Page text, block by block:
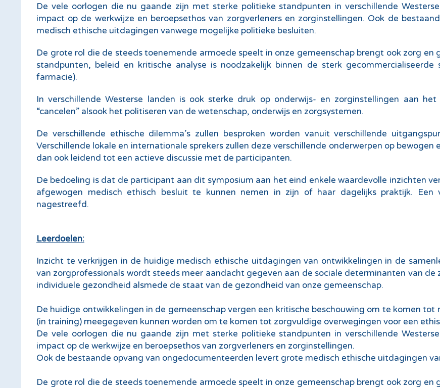
De vele oorlogen die nu gaande zijn met sterke politieke standpunten in verschillende
impact op de werkwijze en beroepsethos van zorgverleners en zorginstellingen. Ook de
medisch ethische uitdagingen vanwege mogelijke politieke besluiten.
De grote rol die de steeds toenemende armoede speelt in onze gemeenschap brengt ook zorg
standpunten, beleid en kritische analyse is noodzakelijk binnen de sterk
farmacie).
In verschillende Westerse landen is ook sterke druk op onderwijs- en zorginstellingen aan
“cancelen” alsook het politiseren van de wetenschap, onderwijs en zorgsystemen.
De verschillende ethische dilemma’s zullen besproken worden vanuit verschillende
Verschillende lokale en internationale sprekers zullen deze verschillende onderwerpen op
dan ook leidend tot een actieve discussie met de participanten.
De bedoeling is dat de participant aan dit symposium aan het eind enkele waardevolle inzichten
afgewogen medisch ethisch besluit te kunnen nemen in zijn of haar dagelijks praktijk. Een
nagestreefd.
Leerdoelen:
Inzicht te verkrijgen in de huidige medisch ethische uitdagingen van ontwikkelingen in de
van zorgprofessionals wordt steeds meer aandacht gegeven aan de sociale determinanten van
individuele gezondheid alsmede de staat van de gezondheid van onze gemeenschap.
De huidige ontwikkelingen in de gemeenschap vergen een kritische beschouwing om te komen
(in training) meegegeven kunnen worden om te komen tot zorgvuldige overwegingen voor een
De vele oorlogen die nu gaande zijn met sterke politieke standpunten in verschillende
impact op de werkwijze en beroepsethos van zorgverleners en zorginstellingen.
Ook de bestaande opvang van ongedocumenteerden levert grote medisch ethische uitdagingen
De grote rol die de steeds toenemende armoede speelt in onze gemeenschap brengt ook zorg